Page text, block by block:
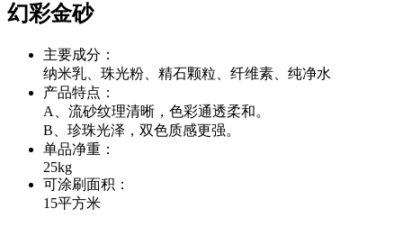
幻彩金砂
主要成分：
纳米乳、珠光粉、精石颗粒、纤维素、纯净水
产品特点：
A、流砂纹理清晰，色彩通透柔和。
B、珍珠光泽，双色质感更强。
单品净重：
25kg
可涂刷面积：
15平方米